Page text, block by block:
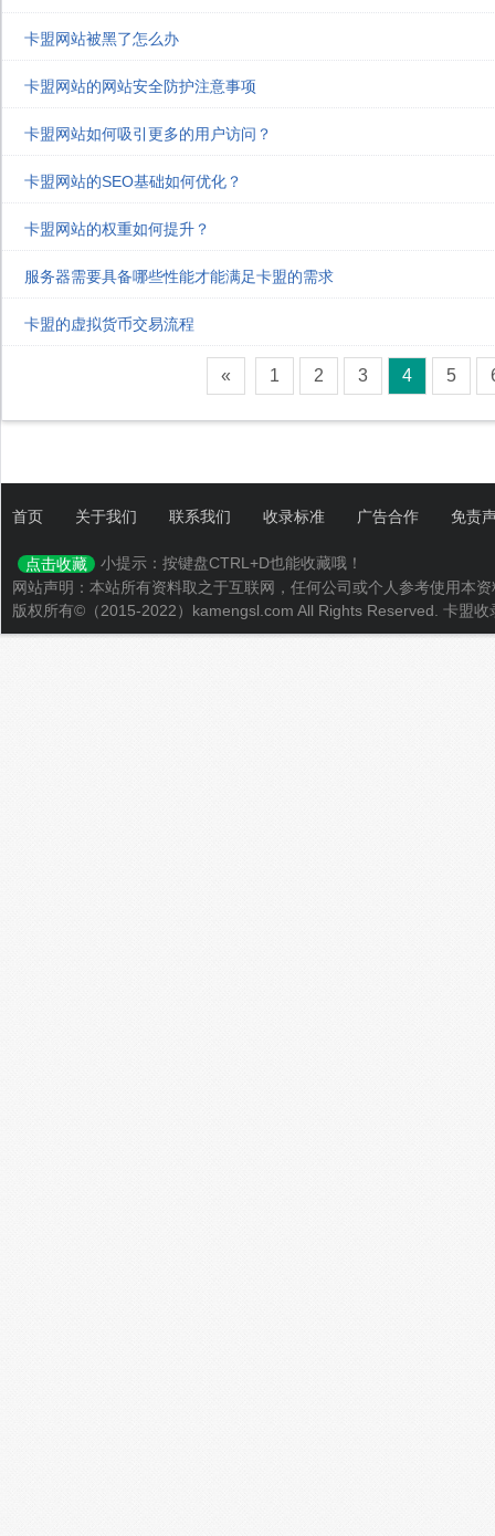
卡盟网站被黑了怎么办
卡盟网站的网站安全防护注意事项
卡盟网站如何吸引更多的用户访问？
卡盟网站的SEO基础如何优化？
卡盟网站的权重如何提升？
服务器需要具备哪些性能才能满足卡盟的需求
卡盟的虚拟货币交易流程
« 1 2 3 4 5
首页 关于我们 联系我们 收录标准 广告合作 免责
点击收藏
小提示：按键盘CTRL+D也能收藏哦！
网站声明：本站所有资料取之于互联网，任何公司或个人参考使用本
版权所有©（2015-2022）kamengsl.com All Rights Reserved. 卡盟收